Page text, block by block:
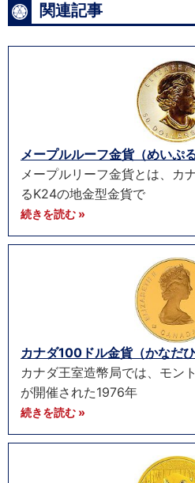
関連記事
メープルルーフ金貨（めいぷ
メープルリーフ金貨とは、カ
るK24の地金型金貨で
続きを読む »
カナダ100ドル金貨（かなだ
カナダ王室造幣局では、モン
が開催された1976年
続きを読む »